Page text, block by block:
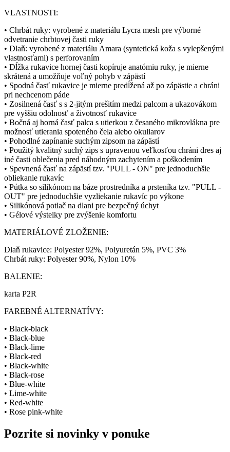
VLASTNOSTI:
• Chrbát ruky: vyrobené z materiálu Lycra mesh pre výborné
odvetranie chrbtovej časti ruky
• Dlaň: vyrobené z materiálu Amara (syntetická koža s vylepšenými
vlastnosťami) s perforovaním
• Dĺžka rukavice hornej časti kopíruje anatómiu ruky, je mierne
skrátená a umožňuje voľný pohyb v zápästí
• Spodná časť rukavice je mierne predĺžená až po zápästie a chráni
pri nechcenom páde
• Zosilnená časť s s 2-jitým prešitím medzi palcom a ukazovákom
pre vyššiu odolnosť a životnosť rukavice
• Bočná aj horná časť palca s utierkou z česaného mikrovlákna pre
možnosť utierania spoteného čela alebo okuliarov
• Pohodlné zapínanie suchým zipsom na zápästí
• Použitý kvalitný suchý zips s upravenou veľkosťou chráni dres aj
iné časti oblečenia pred náhodným zachytením a poškodením
• Spevnená časť na zápästí tzv. "PULL - ON" pre jednoduchšie
obliekanie rukavíc
• Pútka so silikónom na báze prostredníka a prsteníka tzv. "PULL -
OUT" pre jednoduchšie vyzliekanie rukavíc po výkone
• Silikónová potlač na dlani pre bezpečný úchyt
• Gélové výstelky pre zvýšenie komfortu
MATERIÁLOVÉ ZLOŽENIE:
Dlaň rukavice: Polyester 92%, Polyuretán 5%, PVC 3%
Chrbát ruky: Polyester 90%, Nylon 10%
BALENIE:
karta P2R
FAREBNÉ ALTERNATÍVY:
• Black-black
• Black-blue
• Black-lime
• Black-red
• Black-white
• Black-rose
• Blue-white
• Lime-white
• Red-white
• Rose pink-white
Pozrite si novinky v ponuke